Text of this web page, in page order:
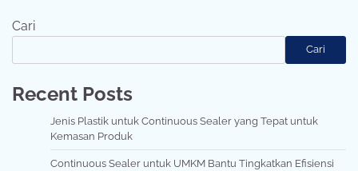
Cari
Cari
Recent Posts
Jenis Plastik untuk Continuous Sealer yang Tepat untuk
Kemasan Produk
Continuous Sealer untuk UMKM Bantu Tingkatkan Efisiensi